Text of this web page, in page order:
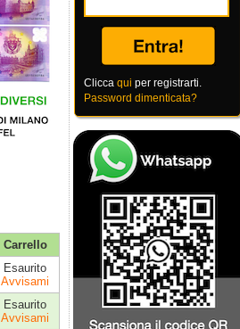
Carrello
Esaurito
Avvisami
Esaurito
Avvisami
Clicca qui per registrarti.
Password dimenticata?